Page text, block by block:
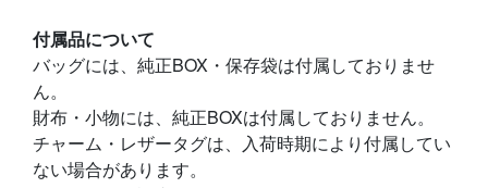
付属品について
バッグには、純正BOX・保存袋は付属しておりませ
ん。
財布・小物には、純正BOXは付属しておりません。
チャーム・レザータグは、入荷時期により付属してい
ない場合があります。